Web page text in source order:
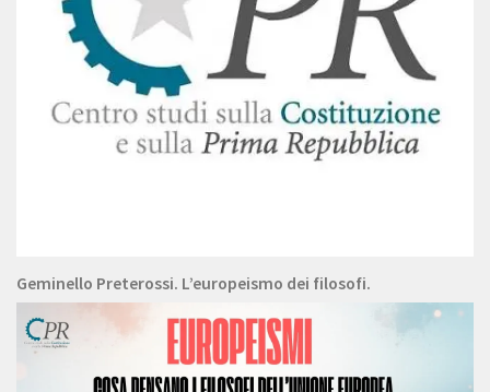
Geminello Preterossi. L’europeismo dei filosofi.